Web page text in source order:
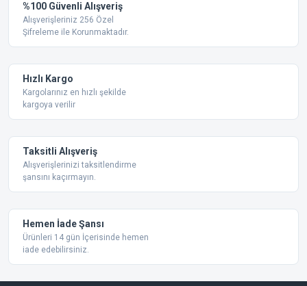
Ürün resmi kalitesiz, bozuk veya görüntülenemiyor.
Ürün açıklamasında eksik bilgiler bulunuyor.
Bu ürüne benzer farklı alternatifler olmalı.
%100 Güvenli Alışveriş
Alışverişleriniz 256 Özel
Şifreleme ile Korunmaktadır.
Hızlı Kargo
Kargolarınız en hızlı şekilde
kargoya verilir
Taksitli Alışveriş
Alışverişlerinizi taksitlendirme
şansını kaçırmayın.
Hemen İade Şansı
Ürünleri 14 gün İçerisinde hemen
iade edebilirsiniz.